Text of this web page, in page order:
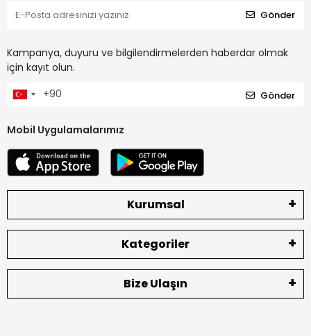
Gönder
Kampanya, duyuru ve bilgilendirmelerden haberdar olmak
için kayıt olun.
Gönder
Mobil Uygulamalarımız
Kurumsal
Kategoriler
Bize Ulaşın